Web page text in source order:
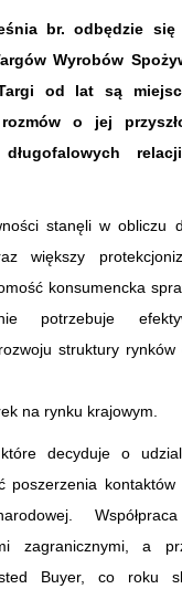
br. odbędzie
Wyrobów
od lat są
o jej
stanęli w obliczu
większy
konsumencka
potrzebuje
struktury rynków
na rynku krajowym.
które decyduje o
poszerzenia kontaktów
zagranicznymi, a
Buyer, co roku